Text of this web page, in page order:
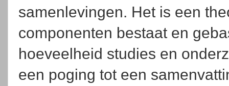
samenlevingen. Het is een
componenten bestaat en
hoeveelheid studies en
een poging tot een